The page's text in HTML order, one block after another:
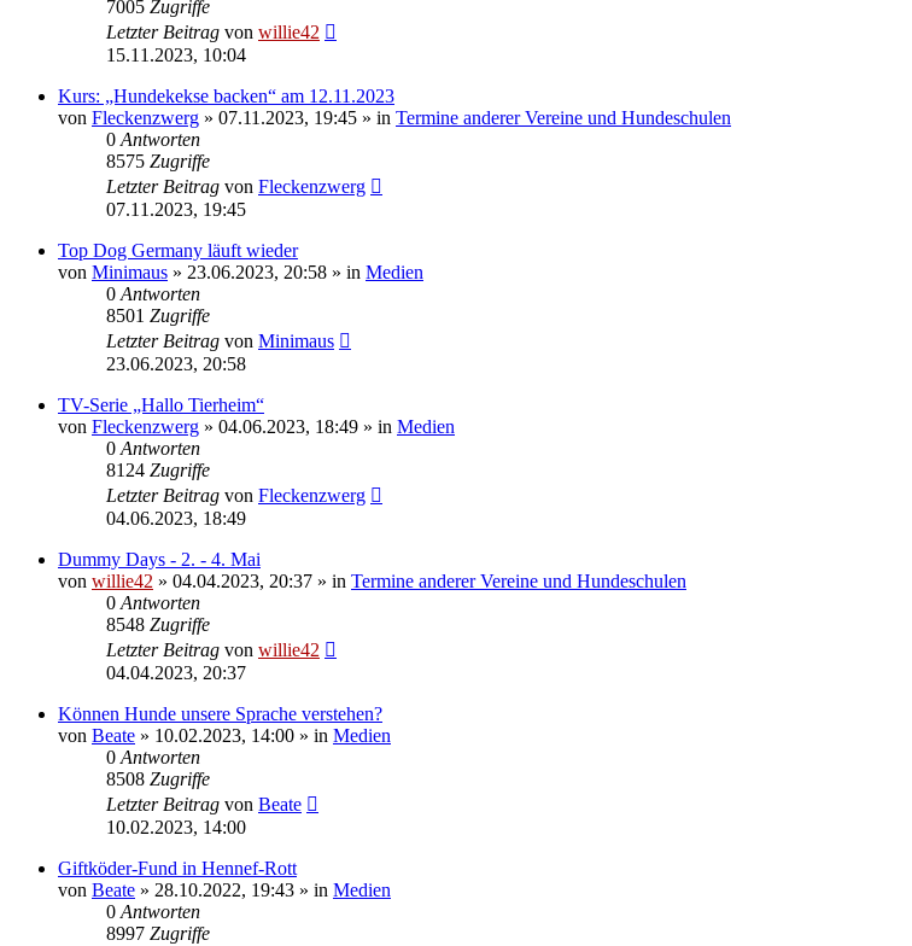
7005 Zugriffe
Letzter Beitrag von willie42
15.11.2023, 10:04
Kurs: „Hundekekse backen“ am 12.11.2023
von Fleckenzwerg » 07.11.2023, 19:45 » in Termine anderer Vereine und Hundeschulen
0 Antworten
8575 Zugriffe
Letzter Beitrag von Fleckenzwerg
07.11.2023, 19:45
Top Dog Germany läuft wieder
von Minimaus » 23.06.2023, 20:58 » in Medien
0 Antworten
8501 Zugriffe
Letzter Beitrag von Minimaus
23.06.2023, 20:58
TV-Serie „Hallo Tierheim“
von Fleckenzwerg » 04.06.2023, 18:49 » in Medien
0 Antworten
8124 Zugriffe
Letzter Beitrag von Fleckenzwerg
04.06.2023, 18:49
Dummy Days - 2. - 4. Mai
von willie42 » 04.04.2023, 20:37 » in Termine anderer Vereine und Hundeschulen
0 Antworten
8548 Zugriffe
Letzter Beitrag von willie42
04.04.2023, 20:37
Können Hunde unsere Sprache verstehen?
von Beate » 10.02.2023, 14:00 » in Medien
0 Antworten
8508 Zugriffe
Letzter Beitrag von Beate
10.02.2023, 14:00
Giftköder-Fund in Hennef-Rott
von Beate » 28.10.2022, 19:43 » in Medien
0 Antworten
8997 Zugriffe